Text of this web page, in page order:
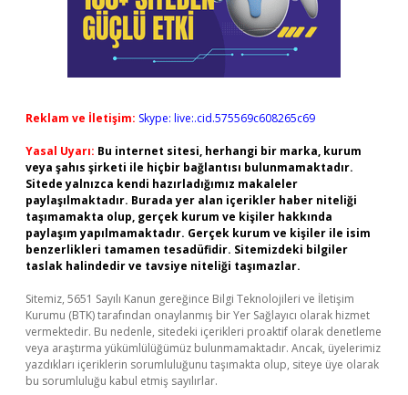
Reklam ve İletişim: Skype: live:.cid.575569c608265c69
Yasal Uyarı: Bu internet sitesi, herhangi bir marka, kurum
veya şahıs şirketi ile hiçbir bağlantısı bulunmamaktadır.
Sitede yalnızca kendi hazırladığımız makaleler
paylaşılmaktadır. Burada yer alan içerikler haber niteliği
taşımamakta olup, gerçek kurum ve kişiler hakkında
paylaşım yapılmamaktadır. Gerçek kurum ve kişiler ile isim
benzerlikleri tamamen tesadüfidir. Sitemizdeki bilgiler
taslak halindedir ve tavsiye niteliği taşımazlar.
Sitemiz, 5651 Sayılı Kanun gereğince Bilgi Teknolojileri ve İletişim
Kurumu (BTK) tarafından onaylanmış bir Yer Sağlayıcı olarak hizmet
vermektedir. Bu nedenle, sitedeki içerikleri proaktif olarak denetleme
veya araştırma yükümlülüğümüz bulunmamaktadır. Ancak, üyelerimiz
yazdıkları içeriklerin sorumluluğunu taşımakta olup, siteye üye olarak
bu sorumluluğu kabul etmiş sayılırlar.